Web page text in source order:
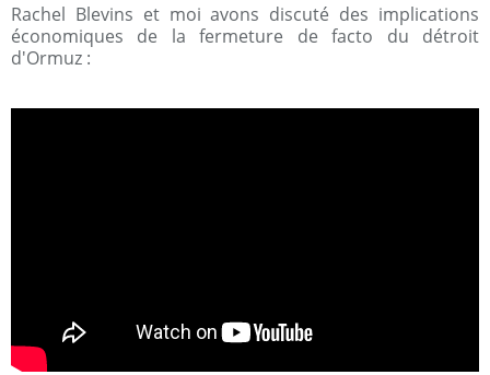
Rachel Blevins et moi avons discuté des implications
économiques de la fermeture de facto du détroit
d'Ormuz :